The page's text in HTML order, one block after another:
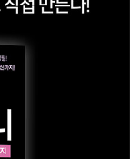
전시에 게스트 아
@k